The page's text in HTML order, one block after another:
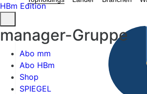
HBm Edition
manager-Gruppe
Abo mm
Abo HBm
Shop
SPIEGEL